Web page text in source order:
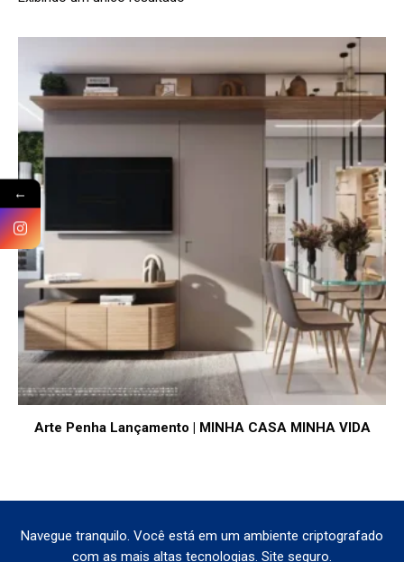
Arte Penha Lançamento | MINHA CASA MINHA VIDA
Navegue tranquilo. Você está em um ambiente criptografado
com as mais altas tecnologias. Site seguro.
←